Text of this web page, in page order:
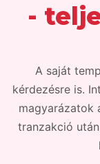
-
A saját
kérdezésre is.
magyarázatok
tranzakció